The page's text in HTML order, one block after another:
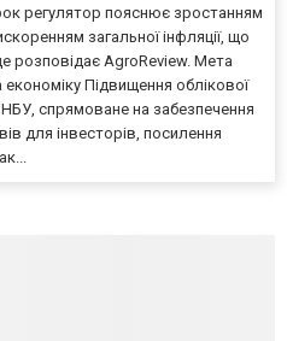
регулятор пояснює зростанням
загальної інфляції, що
розповідає AgroReview. Мета
Підвищення облікової
спрямоване на забезпечення
для інвесторів, посилення